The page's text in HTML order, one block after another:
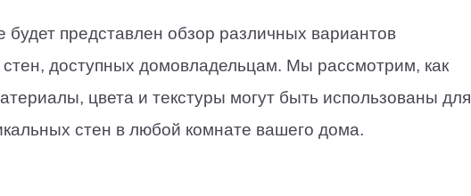
будет представлен обзор различных вариантов
доступных домовладельцам. Мы рассмотрим, как
цвета и текстуры могут быть использованы для
стен в любой комнате вашего дома.